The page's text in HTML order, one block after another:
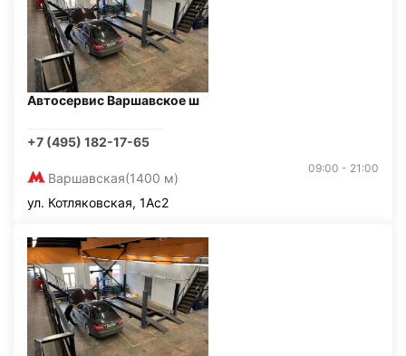
Автосервис Варшавское ш
+7 (495) 182-17-65
Варшавская(1400 м)
09:00 - 21:00
ул. Котляковская, 1Ас2